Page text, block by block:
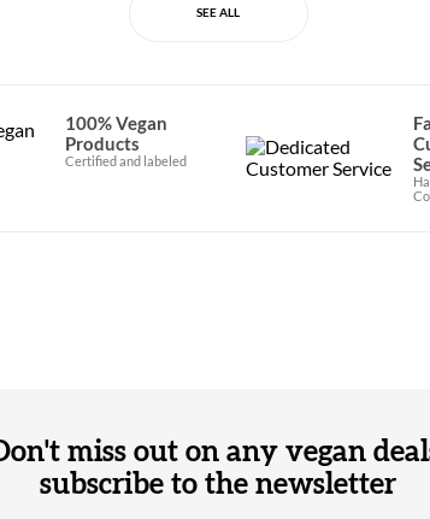
SEE ALL
100% Vegan
Products
Certified and labeled
miss out on any vegan
subscribe to the newsletter